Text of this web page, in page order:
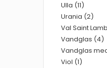
Ulla (11)
Urania (2)
Val Saint
Vandglas (4)
Vandglas
Viol (1)